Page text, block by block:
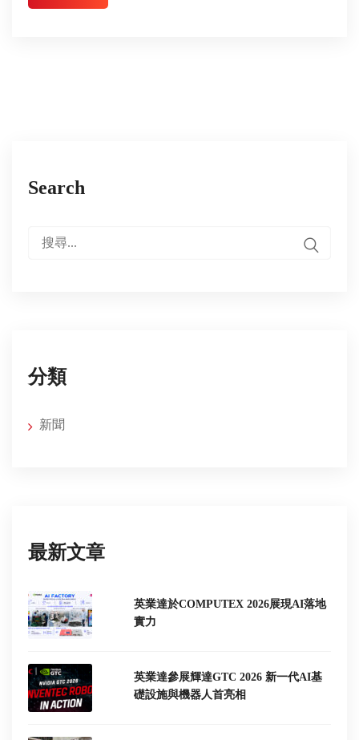
Search
分類
新聞
最新文章
英業達於COMPUTEX 2026展現AI落地
實力
英業達參展輝達GTC 2026 新一代AI基
礎設施與機器人首亮相